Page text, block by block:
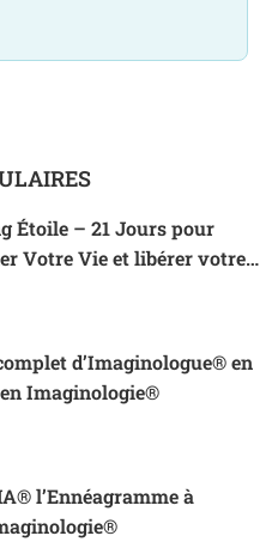
Étoile – 21 Jours pour
Votre Vie et libérer votre
d’Imaginologue® en
Imaginologie®
l’Ennéagramme à